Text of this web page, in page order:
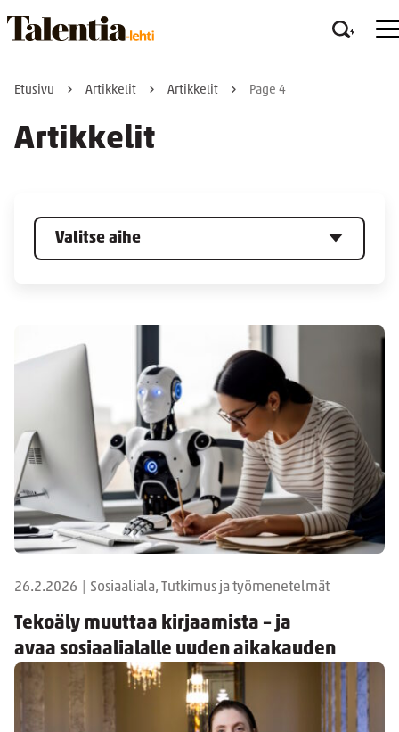
Etusivu Artikkelit Artikkelit Page 4
Artikkelit
26.2.2026 Sosiaaliala, Tutkimus ja työmenetelmät
Tekoäly muuttaa kirjaamista – ja
avaa sosiaalialalle uuden aikakauden
Valitse aihe